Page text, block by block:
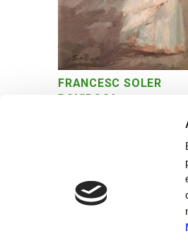
FRANCESC SOLER
ROVIROSA